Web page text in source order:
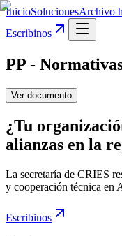
InicioSolucionesArchivo
Escribinos
PP -
Ver documento
¿Tu
alianzas en la
La secretaría de CRIES
y cooperación técnica en
Escribinos